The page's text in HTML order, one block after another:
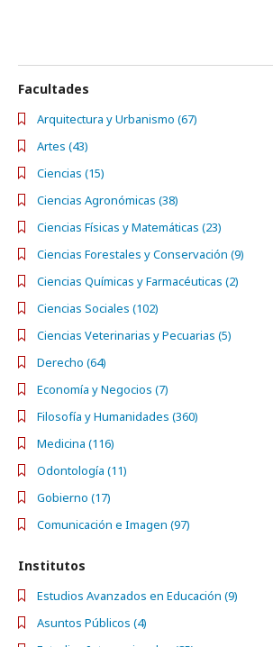
Facultades
Arquitectura y Urbanismo (67)
Artes (43)
Ciencias (15)
Ciencias Agronómicas (38)
Ciencias Físicas y Matemáticas (23)
Ciencias Forestales y Conservación (9)
Ciencias Químicas y Farmacéuticas (2)
Ciencias Sociales (102)
Ciencias Veterinarias y Pecuarias (5)
Derecho (64)
Economía y Negocios (7)
Filosofía y Humanidades (360)
Medicina (116)
Odontología (11)
Gobierno (17)
Comunicación e Imagen (97)
Institutos
Estudios Avanzados en Educación (9)
Asuntos Públicos (4)